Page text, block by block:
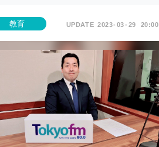
教育 2023 03 29 20:00